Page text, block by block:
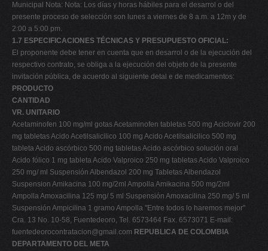
Municipal Nota: Nota: Los días y horas hábiles para el desarrol o del
presente proceso de selección son lunes a viernes de 8 a.m. a 12m y de
2:00 a 5:00 pm.
1.7 ESPECIFICACIONES TÉCNICAS Y PRESUPUESTO OFICIAL:
El proponente debe tener en cuenta que en desarrol o de la ejecución del
respectivo contrato, se obliga a la ejecución del objeto de la presente
invitación pública, de acuerdo al siguiente detal e de medicamentos:
PRODUCTO
CANTIDAD
VR. UNITARIO
Acetaminofen 100 mg/ml gotas Acetaminofen tabletas 500 mg Aciclovir 200
mg tabletas Acido Acetilsalicilico 100 mg Acido Acetilsalicilico 500 mg
tableta Acido ascórbico 500 mg tabletas Acido ascórbico solución oral
Acido fólico 1 mg tableta Acido Valproico 250 mg tabletas Acido Valproico
250 mg/ ml Suspensión Albendazol 200 mg Tabletas Albendazol
Suspension Amikacina 100 mg/2ml Ampolla Amikacina 500 mg/2ml
Ampolla Amoxacilina 125 mg/ 5 ml Suspensión Amoxacilina 250 mg/ 5 ml
Suspensión Ampicilina 1 gramo Ampolla "Entre todos lo haremos mejor"
Cra. 13 No. 10-58, Fuentedeoro, Tel. 6573464 Fax. 6573071 E-mail:
fuentedeorocontratacion@gmail.com REPUBLICA DE COLOMBIA
DEPARTAMENTO DEL META